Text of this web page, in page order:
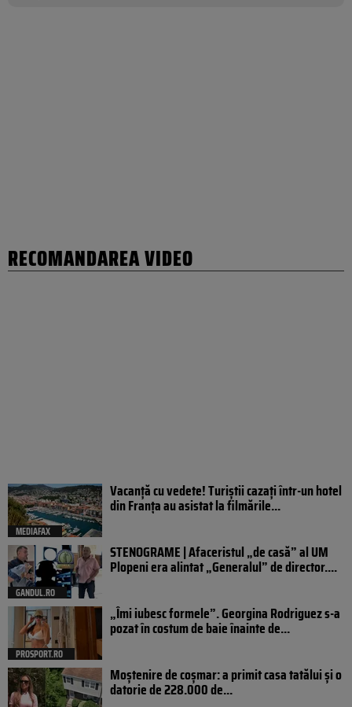
RECOMANDAREA VIDEO
MEDIAFAX
Vacanță cu vedete! Turiștii cazați într-un hotel
din Franța au asistat la filmările...
GANDUL.RO
STENOGRAME | Afaceristul „de casă” al UM
Plopeni era alintat „Generalul” de director....
PROSPORT.RO
„Îmi iubesc formele”. Georgina Rodriguez s-a
pozat în costum de baie înainte de...
Moștenire de coșmar: a primit casa tatălui și o
datorie de 228.000 de...